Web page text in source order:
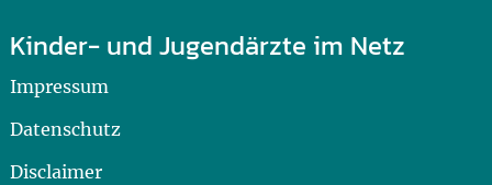
Kinder- und Jugendärzte im Netz
Impressum
Datenschutz
Disclaimer